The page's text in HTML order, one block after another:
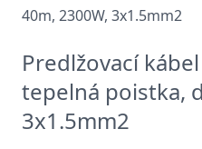
Predlžovací
tepelná poistka,
3x1.5mm2